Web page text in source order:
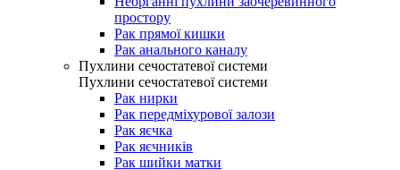
простору
Рак прямої кишки
Рак анального каналу
Пухлини сечостатевої системи
Пухлини сечостатевої системи
Рак нирки
Рак передміхурової залози
Рак яєчка
Рак яєчників
Рак шийки матки